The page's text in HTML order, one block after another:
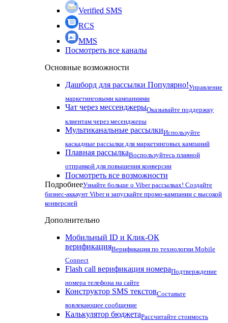
Verified SMS
RCS
MMS
Посмотреть все каналы
Основные возможности
Дашборд для рассылки Популярно!Управление
маркетинговыми кампаниями
Чат через мессенджерыОказывайте поддержку
клиентам через месенджеры
Мультиканальные рассылкиИспользуйте
каскадные рассылки для маркетинговых кампаний
Плавная рассылкаВоспользуйтесь плавной
отправкой для повышения конверсии
Посмотреть все возможности
ПодробнееУзнайте больше о Viber рассылках! Создайте
бизнес-аккаунт Viber и запускайте промо-кампании с высокой
конверсией
Дополнительно
Мобильный ID и Клик-ОК
верификацияВерификация по технологии Mobile
Connect
Flash call верификация номераПодтверждение
номера телефона на сайте
Конструктор SMS текстовСоставьте
вовлекающее сообщение
Калькулятор бюджетаРассчитайте стоимость